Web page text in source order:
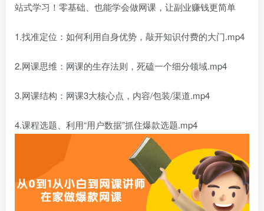
站式学习！零基础、也能学会做网课，让副业赚钱更简单
1.找准定位：如何利用自身优势，敲开知识付费的大门.mp4
2.网课思维：网课的生存法则，死磕一个细分领域.mp4
3.网课结构：网课3大核心点，内容/包装/渠道.mp4
4.课程选题、利用“用户数据”抓住爆款选题.mp4